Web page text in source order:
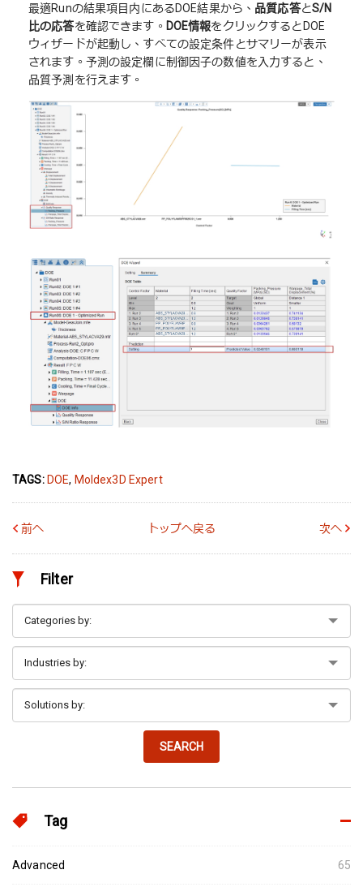
最適Runの結果項目内にあるDOE結果から、 品質応答とS/N
比の応答を確認できます。 DOE情報をクリックするとDOE
ウィザードが起動し、すべての設定条件とサマリーが表示
されます。予測の設定欄に制御因子の数値を入力すると、
品質予測を行えます。
TAGS: DOE, Moldex3D Expert
前へ トップへ戻る 次へ
Filter
SEARCH
Tag
Advanced 65